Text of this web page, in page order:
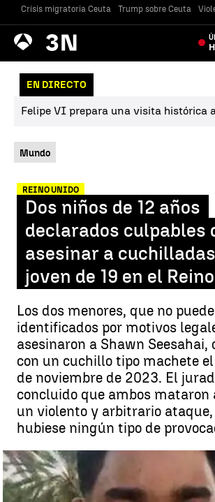
Crisis migratoria Ceuta Trump sobre Ceuta
Antena
3 Noticias
EN DIRECTO
Felipe VI prepara una visita histórica
Mundo
REINO UNIDO
Dos niños de 12 años
declarados culpables
asesinar a
joven de 19 en el
Los dos menores, que no
identificados por motivos
asesinaron a Shawn Seesahai,
con un cuchillo tipo machete el
de noviembre de 2023. El
concluido que ambos mataron
un violento y arbitrario
hubiese ningún tipo de